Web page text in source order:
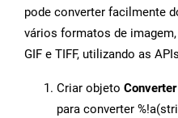
pode converter facilmente
vários formatos de imagem,
GIF e TIFF, utilizando as
Criar objeto
para converter